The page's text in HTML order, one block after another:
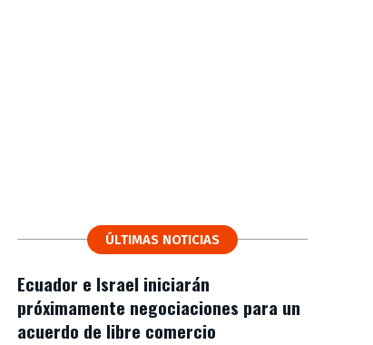
ÚLTIMAS NOTICIAS
Ecuador e Israel iniciarán
próximamente negociaciones para un
acuerdo de libre comercio